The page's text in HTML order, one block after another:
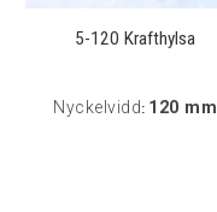
5-120 Krafthylsa
Nyckelvidd: 120 mm